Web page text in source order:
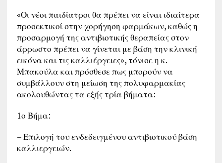
«Οι νέοι παιδίατροι θα πρέπει να είναι ιδιαίτερα
προσεκτικοί στην χορήγηση φαρμάκων, καθώς η
προσαρμογή της αντιβιοτικής θεραπείας στον
άρρωστο πρέπει να γίνεται με βάση την κλινική
εικόνα και τις καλλιέργειες», τόνισε η κ.
Μπακούλα και πρόσθεσε πως μπορούν να
συμβάλλουν στη μείωση της πολυφαρμακίας
ακολουθώντας τα εξής τρία βήματα:
1ο Βήμα:
– Επιλογή του ενδεδειγμένου αντιβιοτικού βάση
καλλιεργειών.